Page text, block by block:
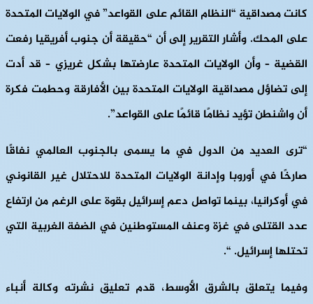
كانت مصداقية “النظام القائم على القواعد” في الولايات المتحدة
على المحك. وأشار التقرير إلى أن “حقيقة أن جنوب أفريقيا رفعت
القضية – وأن الولايات المتحدة عارضتها بشكل غريزي – قد أدت
إلى تضاؤل مصداقية الولايات المتحدة بين الأفارقة وحطمت فكرة
أن واشنطن تؤيد نظامًا قائمًا على القواعد”.
“ترى العديد من الدول في ما يسمى بالجنوب العالمي نفاقًا
صارخًا في أوروبا وإدانة الولايات المتحدة للاحتلال غير القانوني
في أوكرانيا، بينما تواصل دعم إسرائيل بقوة على الرغم من ارتفاع
عدد القتلى في غزة وعنف المستوطنين في الضفة الغربية التي
تحتلها إسرائيل. “.
وفيما يتعلق بالشرق الأوسط، قدم تعليق نشرته وكالة أنباء